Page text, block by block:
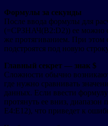
Формулы за секунды
После ввода формулы для
(=СРЗНАЧ(B2:D2)) ее можно
же протягиванием. При этом
подстроятся под новую
Главный секрет — знак $
Сложности обычно
где нужно сравнивать
данных. Если ввести
протянуть ее вниз, диапазон
E4:E12), что приведет к